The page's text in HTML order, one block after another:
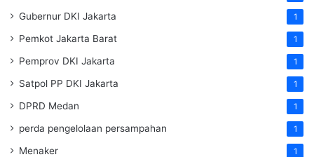
Gubernur DKI Jakarta 1
Pemkot Jakarta Barat 1
Pemprov DKI Jakarta 1
Satpol PP DKI Jakarta 1
DPRD Medan 1
perda pengelolaan persampahan 1
Menaker 1